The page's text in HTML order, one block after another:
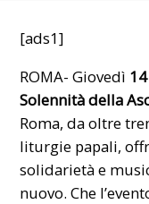
[ads1]
ROMA- Giovedì
Solennità della
Roma, da oltre
liturgie papali,
solidarietà e
nuovo. Che